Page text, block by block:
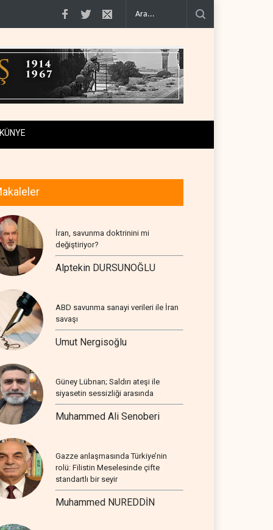
Yemen, Aramco’yu vurdu.. Normalleşme nedir?..
KÜNYE
İran, savunma doktrinini mi
değiştiriyor?
Alptekin DURSUNOĞLU
ABD savunma sanayi verileri ile İran
savaşı
Umut Nergisoğlu
Güney Lübnan; Saldırı ateşi ile
siyasetin sessizliği arasında
Muhammed Ali Senoberi
Gazze anlaşmasında Türkiye’nin
rolü: Filistin Meselesinde çifte
standartlı bir seyir
Muhammed NUREDDİN